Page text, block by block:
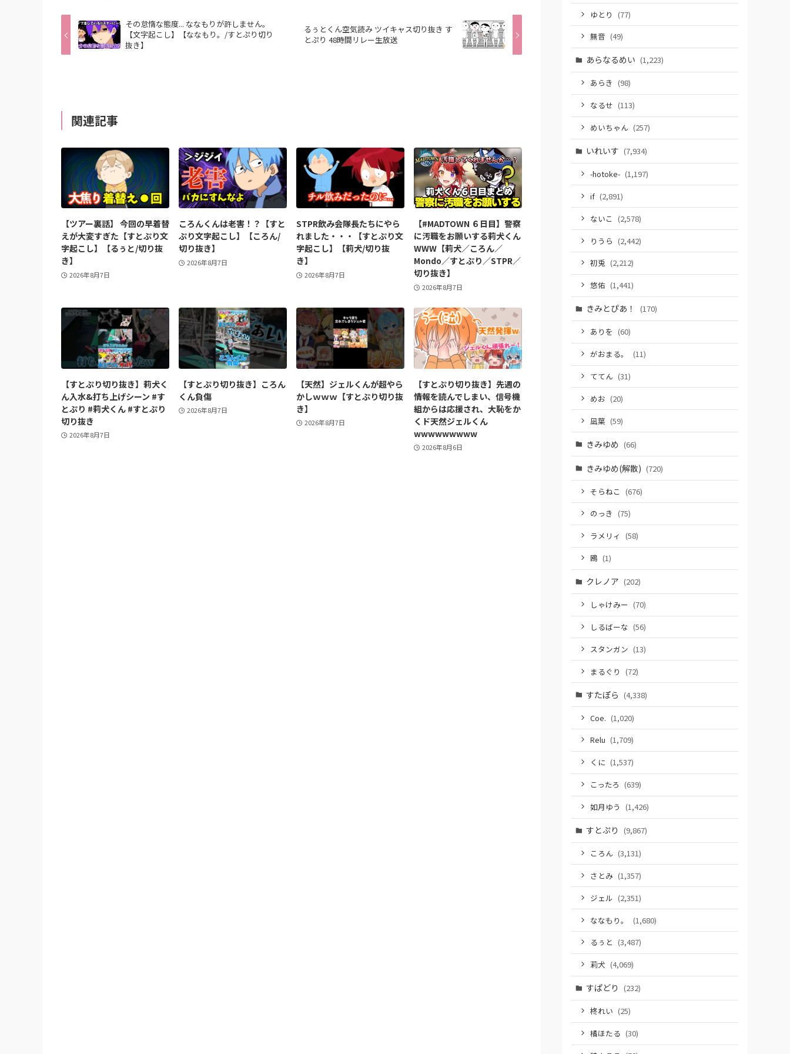
その怠惰な態度... ななもりが許しません。
【文字起こし】【ななもり。/すとぷり切り
抜き】
るぅとくん空気読み ツイキャス切り抜き す
とぷり 48時間リレー生放送
関連記事
【ツアー裏話】 今回の早着替
えが大変すぎた【すとぷり文
字起こし】【るぅと/切り抜
き】
2026年8月7日
ころんくんは老害！？【すと
ぷり文字起こし】【ころん/
切り抜き】
2026年8月7日
STPR飲み会隊長たちにやら
れました・・・【すとぷり文
字起こし】【莉犬/切り抜
き】
2026年8月7日
【#MADTOWN ６日目】警察
に汚職をお願いする莉犬くん
WWW【莉犬／ころん／
Mondo／すとぷり／STPR／
切り抜き】
2026年8月7日
【すとぷり切り抜き】莉犬く
ん入水&打ち上げシーン #す
とぷり #莉犬くん #すとぷり
切り抜き
2026年8月7日
【すとぷり切り抜き】ころん
くん負傷
2026年8月7日
【天然】ジェルくんが超やら
かしｗｗｗ【すとぷり切り抜
き】
2026年8月7日
【すとぷり切り抜き】先週の
情報を読んでしまい、信号機
組からは応援され、大恥をか
くド天然ジェルくん
wwwwwwwww
2026年8月6日
ゆとり (77)
無音 (49)
あらなるめい (1,223)
あらき (98)
なるせ (113)
めいちゃん (257)
いれいす (7,934)
-hotoke- (1,197)
if (2,891)
ないこ (2,578)
りうら (2,442)
初兎 (2,212)
悠佑 (1,441)
きみとぴあ！ (170)
ありを (60)
がおまる。
(11)
ててん (31)
めお (20)
凪葉 (59)
きみゆめ (66)
きみゆめ(解散) (720)
そらねこ (676)
のっき (75)
ラメリィ (58)
鴎 (1)
クレノア (202)
しゃけみー (70)
しるばーな (56)
スタンガン (13)
まるぐり (72)
すたぽら (4,338)
Coe. (1,020)
Relu (1,709)
くに (1,537)
こったろ (639)
如月ゆう (1,426)
すとぷり (9,867)
ころん (3,131)
さとみ (1,357)
ジェル (2,351)
ななもり。
(1,680)
るぅと (3,487)
莉犬 (4,069)
すぱどり (232)
柊れい (25)
橘ほたる (30)